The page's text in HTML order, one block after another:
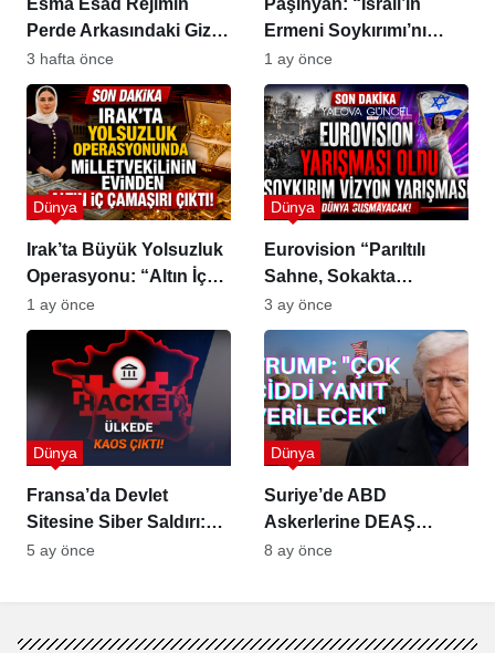
Perde Arkasındaki Gizli
Güç
3 hafta önce
Ermeni Soykırımı’nı
Tanımayacağız”
1 ay önce
Irak’ta Büyük Yolsuzluk
Operasyonu: “Altın İç
Çamaşırı”
Dünya
1 ay önce
Eurovision “Parıltılı
Sahne, Sokakta
Soykırım Tepkisi”
Dünya
3 ay önce
Fransa’da Devlet
Sitesine Siber Saldırı:
1,2 Milyon Kişinin
Dünya
5 ay önce
Suriye’de ABD
Askerlerine DEAŞ
Saldırısı: 2 Asker ve 1
Dünya
8 ay önce